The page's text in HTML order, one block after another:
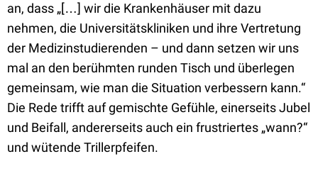
an, dass „[…] wir die Krankenhäuser mit dazu
nehmen, die Universitätskliniken und ihre Vertretung
der Medizinstudierenden – und dann setzen wir uns
mal an den berühmten runden Tisch und überlegen
gemeinsam, wie man die Situation verbessern kann.“
Die Rede trifft auf gemischte Gefühle, einerseits Jubel
und Beifall, andererseits auch ein frustriertes „wann?“
und wütende Trillerpfeifen.